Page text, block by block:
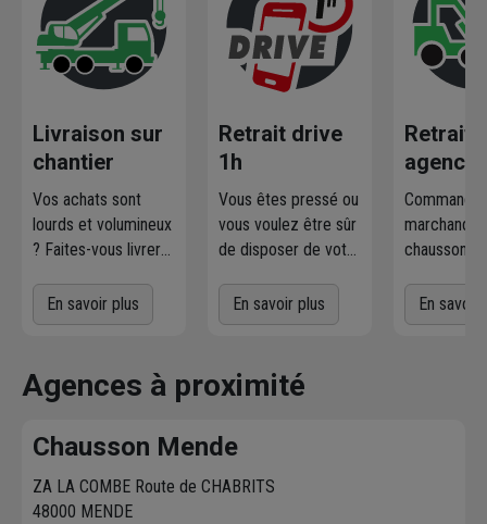
Livraison sur
chantier
Vos achats sont
lourds et volumineux
? Faites-vous livrer
voulez! L'agence
Chausson qui
vous contacte pour
fixer le meilleur
livraison. Bonus :
Nous livrons jusqu'au
7ème étage.
En savoir plus
Retrait drive
1h
Vous êtes pressé ou
vous voulez être sûr
de disposer de votre
Commandez
directement les
dans votre agence
sur chausson.fr.
heure plus tard.
En savoir plus
Retrait
agence
l'agence
En savoir
Agences à proximité
Chausson Mende
ZA LA COMBE Route de CHABRITS
48000 MENDE